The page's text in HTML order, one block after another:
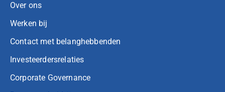
Over ons
Werken bij
Contact met belanghebbenden
Investeerdersrelaties
Corporate Governance